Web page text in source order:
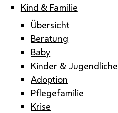
Kind & Familie
Übersicht
Beratung
Baby
Kinder & Jugendliche
Adoption
Pflegefamilie
Krise